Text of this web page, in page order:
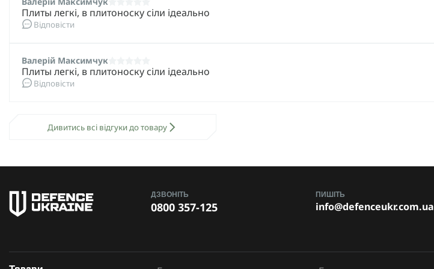
Плиты легкі, в плитоноску сіли ідеально
Відповісти
Валерій Максимчук
Плиты легкі, в плитоноску сіли ідеально
Відповісти
Дивитись всі відгуки до товару
ДЗВОНІТЬ
0800 357-125
ПИШІТЬ
info@defenceukr.com.ua